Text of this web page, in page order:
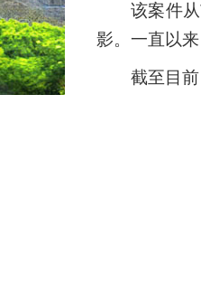
该案件
影。一直以
截至目